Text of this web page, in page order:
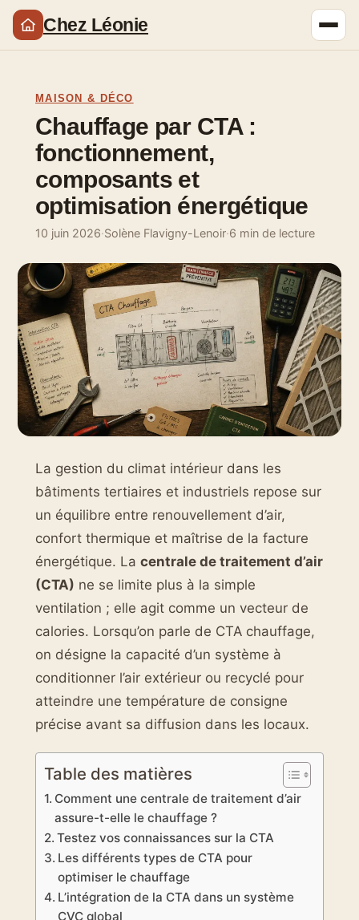
Chez Léonie
MAISON & DÉCO
Chauffage par CTA :
fonctionnement,
composants et
optimisation énergétique
10 juin 2026·Solène Flavigny-Lenoir·6 min de lecture
La gestion du climat intérieur dans les
bâtiments tertiaires et industriels repose sur
un équilibre entre renouvellement d’air,
confort thermique et maîtrise de la facture
énergétique. La centrale de traitement d’air
(CTA) ne se limite plus à la simple
ventilation ; elle agit comme un vecteur de
calories. Lorsqu’on parle de CTA chauffage,
on désigne la capacité d’un système à
conditionner l’air extérieur ou recyclé pour
atteindre une température de consigne
précise avant sa diffusion dans les locaux.
Table des matières
Comment une centrale de traitement d’air
assure-t-elle le chauffage ?
Testez vos connaissances sur la CTA
Les différents types de CTA pour
optimiser le chauffage
L’intégration de la CTA dans un système
CVC global